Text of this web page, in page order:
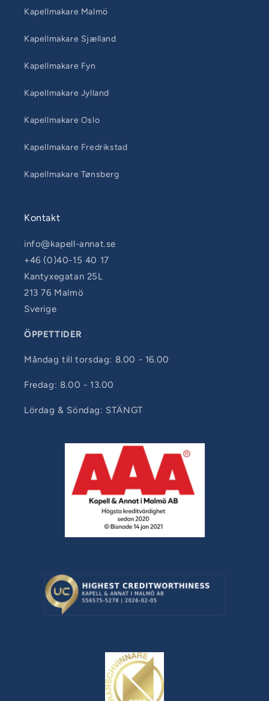
Kapellmakare Malmö
Kapellmakare Sjælland
Kapellmakare Fyn
Kapellmakare Jylland
Kapellmakare Oslo
Kapellmakare Fredrikstad
Kapellmakare Tønsberg
Kontakt
info@kapell-annat.se
+46 (0)40-15 40 17
Kantyxegatan 25L
213 76 Malmö
Sverige
ÖPPETTIDER
Måndag till torsdag: 8.00 - 16.00
Fredag: 8.00 - 13.00
Lördag & Söndag: STÄNGT